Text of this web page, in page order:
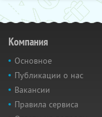
Компания
Основное
Публикации о нас
Вакансии
Правила сервиса